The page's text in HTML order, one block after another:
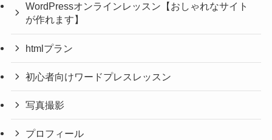
WordPressオンラインレッスン【おしゃれなサイト
が作れます】
htmlプラン
初心者向けワードプレスレッスン
写真撮影
プロフィール